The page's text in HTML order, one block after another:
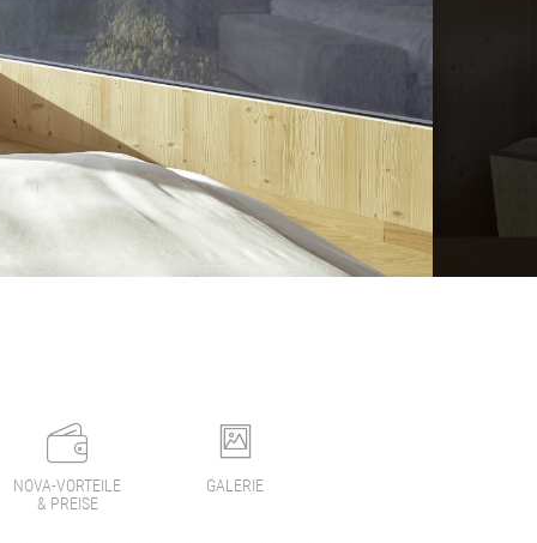
NOVA-VORTEILE
& PREISE
GALERIE